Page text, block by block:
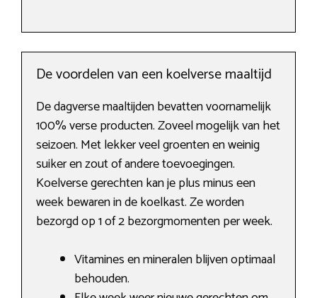
De voordelen van een koelverse maaltijd
De dagverse maaltijden bevatten voornamelijk
100% verse producten. Zoveel mogelijk van het
seizoen. Met lekker veel groenten en weinig
suiker en zout of andere toevoegingen.
Koelverse gerechten kan je plus minus een
week bewaren in de koelkast. Ze worden
bezorgd op 1 of 2 bezorgmomenten per week.
Vitamines en mineralen blijven optimaal
behouden.